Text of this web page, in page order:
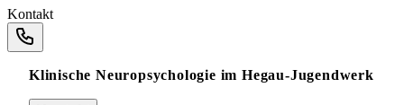
Kontakt
Klinische Neuropsychologie im Hegau-Jugendwerk